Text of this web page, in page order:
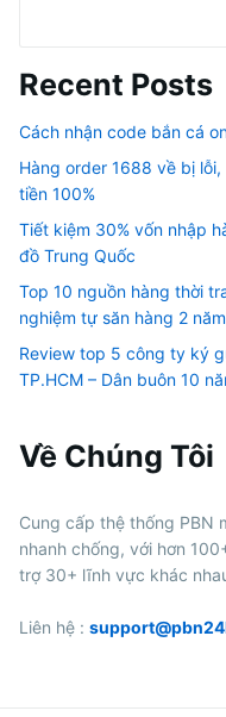
Recent Posts
Cách nhận code bắn cá
Hàng order 1688 về bị
tiền 100%
Tiết kiệm 30% vốn nhập
đồ Trung Quốc
Top 10 nguồn hàng thời
nghiệm tự săn hàng 2
Review top 5 công ty ký
TP.HCM – Dân buôn 10
Về Chúng Tôi
Cung cấp thệ thống PBN
nhanh chống, với hơn
trợ 30+ lĩnh vực khác
Liên hệ :